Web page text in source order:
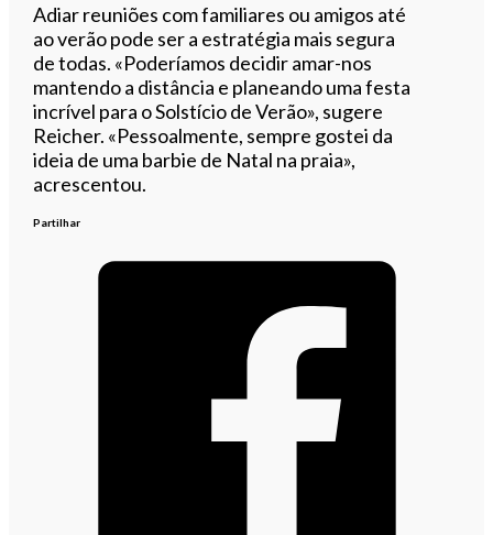
Adiar reuniões com familiares ou amigos até
ao verão pode ser a estratégia mais segura
de todas. «Poderíamos decidir amar-nos
mantendo a distância e planeando uma festa
incrível para o Solstício de Verão», sugere
Reicher. «Pessoalmente, sempre gostei da
ideia de uma barbie de Natal na praia»,
acrescentou.
Partilhar